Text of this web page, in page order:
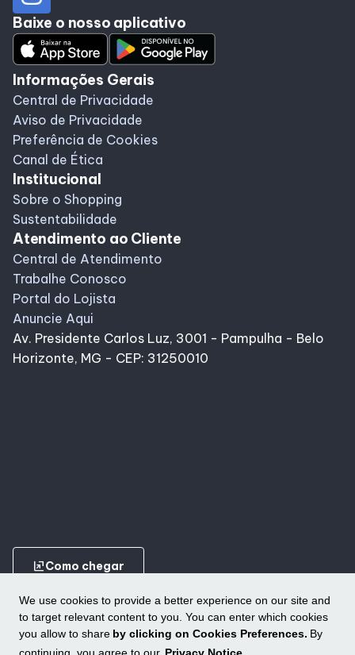
We use cookies to provide a better experience on our site and
to target relevant content to you. You can enter which cookies
you allow to share by clicking on Cookies Preferences. By
Baixe o nosso aplicativo
Informações Gerais
Central de Privacidade
Aviso de Privacidade
Preferência de Cookies
Canal de Ética
Institucional
Sobre o Shopping
Sustentabilidade
Atendimento ao Cliente
Central de Atendimento
Trabalhe Conosco
Portal do Lojista
Anuncie Aqui
Av. Presidente Carlos Luz, 3001 - Pampulha - Belo
Horizonte, MG - CEP: 31250010
ungroupComo chegar